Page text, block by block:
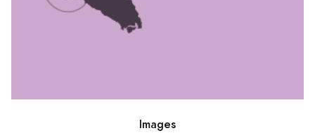
Images